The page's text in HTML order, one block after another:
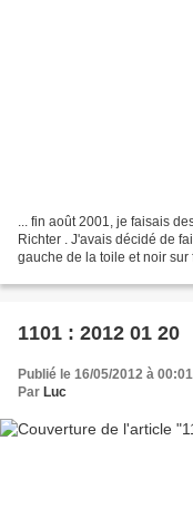
... fin août 2001, je faisais
Richter . J'avais décidé de
gauche de la toile et noir
1101 : 2012 01 20
Publié le 16/05/2012 à 00:01
Par Luc